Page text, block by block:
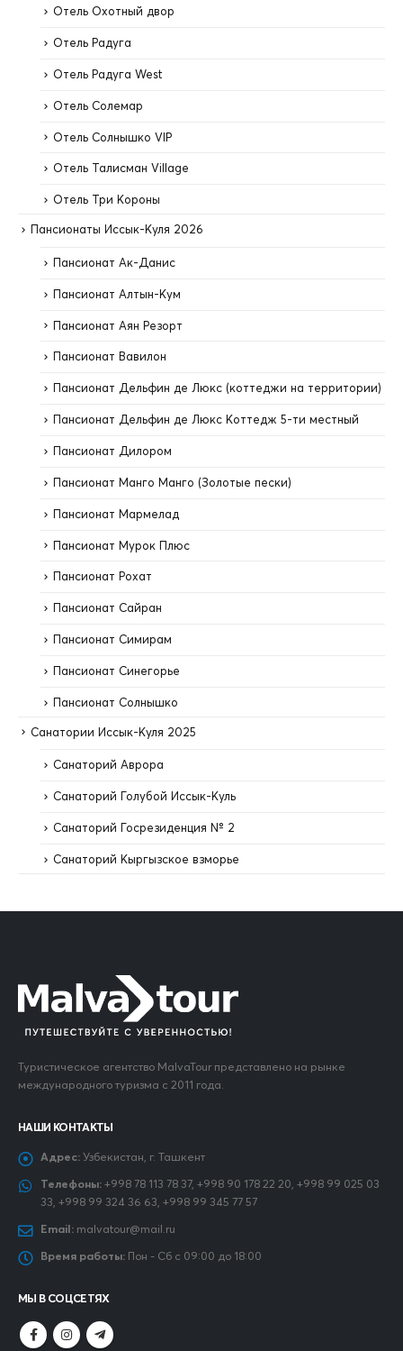
Отель Охотный двор
Отель Радуга
Отель Радуга West
Отель Солемар
Отель Солнышко VIP
Отель Талисман Village
Отель Три Короны
Пансионаты Иссык-Куля 2026
Пансионат Ак-Данис
Пансионат Алтын-Кум
Пансионат Аян Резорт
Пансионат Вавилон
Пансионат Дельфин де Люкс (коттеджи на территории)
Пансионат Дельфин де Люкс Коттедж 5-ти местный
Пансионат Дилором
Пансионат Манго Манго (Золотые пески)
Пансионат Мармелад
Пансионат Мурок Плюс
Пансионат Рохат
Пансионат Сайран
Пансионат Симирам
Пансионат Синегорье
Пансионат Солнышко
Санатории Иссык-Куля 2025
Санаторий Аврора
Санаторий Голубой Иссык-Куль
Санаторий Госрезиденция № 2
Санаторий Кыргызское взморье
Туристическое агентство MalvaTour представлено на рынке
международного туризма с 2011 года.
НАШИ КОНТАКТЫ
Адрес: Узбекистан, г. Ташкент
Телефоны: +998 78 113 78 37, +998 90 178 22 20, +998 99 025 03
33, +998 99 324 36 63, +998 99 345 77 57
Email: malvatour@mail.ru
Время работы: Пон - Сб с 09:00 до 18:00
МЫ В СОЦСЕТЯХ